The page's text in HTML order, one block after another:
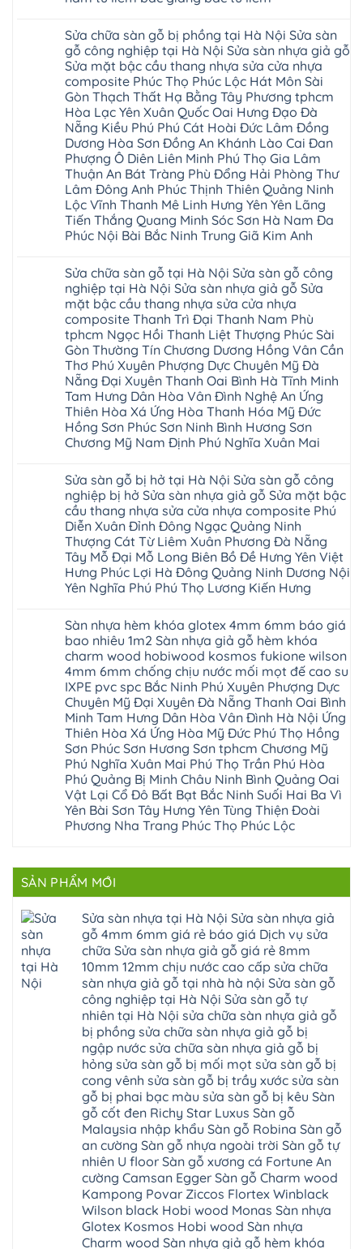
wood
đế
cao
su
IXPE
Hưng
Yên
Sài
Gòn
Ân
Thi
Hoàng
Mai
Mỹ
Hào
Tiên
Lữ
Từ
Liêm
Phù
Cừ
Thanh
Xuân
Kim
Động
Văn
Giang
Cầu
Giấy
Văn
Lâm
tphcm
Khoái
Châu
chịu
nhà
hà
nội
Ziccos
Flortex
Wilson
black
Hobi
wood
Glotex
Kosmos
Hobi
wood
Charm
wood
đế
cao
su
IXPE
Phú
Trì
Thanh
Xuân
Đoan
Hùng
Thanh
Ba
Cầu
Giấy
Hạ
Hòa
Cẩm
Khê
Tây
Hồ
Yên
Lập
Thanh
Ninh
hưng
yên
Lâm
Thao
Tam
Nông
hải
phòng
Thanh
Thủy
Tân
Hà
Nội
Sửa
sàn
giả
gỗ
cong
vênh
Sửa
mặt
bậc
cầu
thang
nhựa
sửa
cửa
nhựa
composite
tpHCM
Hoài
Đức
Bình
Dương
Thủ
Đức
Thanh
Xuân
Thái
Nguyên
Phú
Thọ
Bắc
Giang
Long
Biên
Hải
Dương
Bắc
Ninh
Gia
Lâm
Hà
Nam
Hà
Nội
Hưng
Yên
Đông
Anh
Nam
Định
Sóc
Sơn
Ninh
Bình
Thái
Bình
Vĩnh
Phúc
Tây
Hồ
Thanh
Hóa
Đống
Đa
Nghệ
An
bình
luận
ở
Sửa
sàn
gỗ
bị
cong
vênh
tại
Hà
Nội
Sửa
sàn
gỗ
công
nghiệp
tại
Hà
Nội
nhựa
giả
gỗ
cong
vênh
Sửa
mặt
bậc
cầu
thang
nhựa
sửa
cửa
nhựa
composite
hoài
đức
đan
thanh
oai
ứng
hòa
long
biên
sài
gòn
đông
anh
sóc
sơn
đà
nẵng
thanh
xuân
cầu
giấy
hoành
bồ
hạ
long
ninh
giang
hoàng
mai
quảng
ninh
tây
hồ
sơn
tây
thất
mê
linh
thanh
quốc
đông
phòng
xuyên
đống
giang
Sửa chữa sàn gỗ bị phồng tại Hà Nội Sửa sàn
gỗ công nghiệp tại Hà Nội Sửa sàn nhựa giả gỗ
Sửa mặt bậc cầu thang nhựa sửa cửa nhựa
composite Phúc Thọ Phúc Lộc Hát Môn Sài
Gòn Thạch Thất Hạ Bằng Tây Phương tphcm
Hòa Lạc Yên Xuân Quốc Oai Hưng Đạo Đà
Nẵng Kiều Phú Phú Cát Hoài Đức Lâm Đồng
Dương Hòa Sơn Đồng An Khánh Lào Cai Đan
Phượng Ô Diên Liên Minh Phú Thọ Gia Lâm
Thuận An Bát Tràng Phù Đổng Hải Phòng Thư
Lâm Đông Anh Phúc Thịnh Thiên Quảng Ninh
Lộc Vĩnh Thanh Mê Linh Hưng Yên Yên Lãng
Tiến Thắng Quang Minh Sóc Sơn Hà Nam Đa
Phúc Nội Bài Bắc Ninh Trung Giã Kim Anh
bình
luận
ở
Sửa
chữa
sàn
gỗ
bị
phồng
tại
Hà
Nội
Sửa
sàn
gỗ
công
nghiệp
Nội
Sửa
sàn
nhựa
giả
gỗ
Sửa
mặt
bậc
cầu
thang
nhựa
nhựa
composite
Phúc
Thọ
Phúc
Lộc
Hát
Môn
Sài
Gòn
Thạch
Thất
Hạ
Bằng
Tây
Phương
tphcm
Hòa
Lạc
Yên
Xuân
Đạo
Đà
Nẵng
Đồng
Dương
Đồng
Khánh
Phượng
Thuận
Tràng
Đổng
Sửa chữa sàn gỗ tại Hà Nội Sửa sàn gỗ công
nghiệp tại Hà Nội Sửa sàn nhựa giả gỗ Sửa
mặt bậc cầu thang nhựa sửa cửa nhựa
composite Thanh Trì Đại Thanh Nam Phù
tphcm Ngọc Hồi Thanh Liệt Thượng Phúc Sài
Gòn Thường Tín Chương Dương Hồng Vân Cần
Thơ Phú Xuyên Phượng Dực Chuyên Mỹ Đà
Nẵng Đại Xuyên Thanh Oai Bình Hà Tĩnh Minh
Tam Hưng Dân Hòa Vân Đình Nghệ An Ứng
Thiên Hòa Xá Ứng Hòa Thanh Hóa Mỹ Đức
Hồng Sơn Phúc Sơn Ninh Bình Hương Sơn
Chương Mỹ Nam Định Phú Nghĩa Xuân Mai
bình
luận
ở
Sửa
chữa
sàn
gỗ
tại
Hà
Nội
Sửa
sàn
nghiệp
tại
Hà
Nội
Sửa
sàn
nhựa
giả
gỗ
Sửa
mặt
bậc
cầu
thang
nhựa
sửa
cửa
nhựa
composite
Thanh
Nam
Phù
Thanh
Thượng
Phúc
Thường
Chương
Dương
Hồng
Xuyên
Phượng
Chuyên
Nẵng
Xuyên
Thanh
Minh
Sửa sàn gỗ bị hở tại Hà Nội Sửa sàn gỗ công
nghiệp bị hở Sửa sàn nhựa giả gỗ Sửa mặt bậc
cầu thang nhựa sửa cửa nhựa composite Phú
Diễn Xuân Đỉnh Đông Ngạc Quảng Ninh
Thượng Cát Từ Liêm Xuân Phương Đà Nẵng
Tây Mỗ Đại Mỗ Long Biên Bồ Đề Hưng Yên Việt
Hưng Phúc Lợi Hà Đông Quảng Ninh Dương Nội
Yên Nghĩa Phú Phú Thọ Lương Kiến Hưng
bình
luận
ở
Sửa
sàn
gỗ
bị
hở
tại
Hà
Nội
Sửa
sàn
gỗ
công
nghiệp
bị
hở
Sửa
sàn
Sửa
mặt
bậc
cầu
nhựa
nhựa
composite
Xuân
Đông
Ngạc
Quảng
Thượng
Xuân
Phương
Nẵng
Long
Hưng
Sàn nhựa hèm khóa glotex 4mm 6mm báo giá
bao nhiêu 1m2 Sàn nhựa giả gỗ hèm khóa
charm wood hobiwood kosmos fukione wilson
4mm 6mm chống chịu nước mối mọt đế cao su
IXPE pvc spc Bắc Ninh Phú Xuyên Phượng Dực
Chuyên Mỹ Đại Xuyên Đà Nẵng Thanh Oai Bình
Minh Tam Hưng Dân Hòa Vân Đình Hà Nội Ứng
Thiên Hòa Xá Ứng Hòa Mỹ Đức Phú Thọ Hồng
Sơn Phúc Sơn Hương Sơn tphcm Chương Mỹ
Phú Nghĩa Xuân Mai Phú Thọ Trần Phú Hòa
Phú Quảng Bị Minh Châu Ninh Bình Quảng Oai
Vật Lại Cổ Đô Bất Bạt Bắc Ninh Suối Hai Ba Vì
Yên Bài Sơn Tây Hưng Yên Tùng Thiện Đoài
Phương Nha Trang Phúc Thọ Phúc Lộc
luận
ở
Sàn
khóa
glotex
4mm
6mm
nhiêu
nhựa
charm
wood
hobiwood
kosmos
fukione
wilson
4mm
6mm
chống
nước
SẢN PHẨM MỚI
Sửa sàn nhựa tại Hà Nội Sửa sàn nhựa giả
gỗ 4mm 6mm giá rẻ báo giá Dịch vụ sửa
chữa Sửa sàn nhựa giả gỗ giá rẻ 8mm
10mm 12mm chịu nước cao cấp sửa chữa
sàn nhựa giả gỗ tại nhà hà nội Sửa sàn gỗ
công nghiệp tại Hà Nội Sửa sàn gỗ tự
nhiên tại Hà Nội sửa chữa sàn nhựa giả gỗ
bị phồng sửa chữa sàn nhựa giả gỗ bị
ngập nước sửa chữa sàn nhựa giả gỗ bị
hỏng sửa sàn gỗ bị mối mọt sửa sàn gỗ bị
cong vênh sửa sàn gỗ bị trầy xước sửa sàn
gỗ bị phai bạc màu sửa sàn gỗ bị kêu Sàn
gỗ cốt đen Richy Star Luxus Sàn gỗ
Malaysia nhập khẩu Sàn gỗ Robina Sàn gỗ
an cường Sàn gỗ nhựa ngoài trời Sàn gỗ tự
nhiên U floor Sàn gỗ xương cá Fortune An
cường Camsan Egger Sàn gỗ Charm wood
Kampong Povar Ziccos Flortex Winblack
Wilson black Hobi wood Monas Sàn nhựa
Glotex Kosmos Hobi wood Sàn nhựa
Charm wood Sàn nhựa giả gỗ hèm khóa